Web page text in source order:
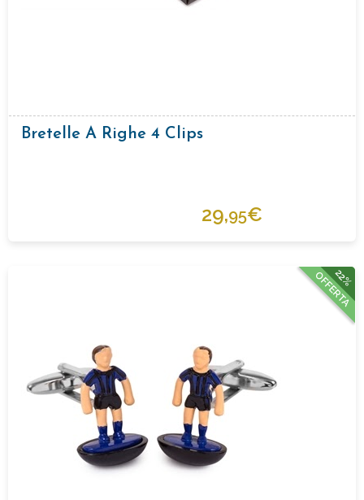
Bretelle A Righe 4 Clips
29,95€
22%
OFFERTA